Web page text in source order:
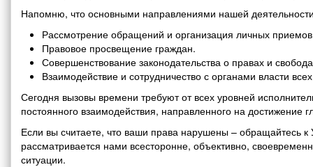
Напомню, что основными направлениями нашей
Рассмотрение обращений и организация личных
Правовое просвещение граждан.
Совершенствование законодательства о правах и
Взаимодействие и сотрудничество с органами власти
Сегодня вызовы времени требуют от всех уровней
постоянного взаимодействия, направленного на
Если вы считаете, что ваши права нарушены – обращайтесь
рассматривается нами всесторонне, объективно,
ситуации.